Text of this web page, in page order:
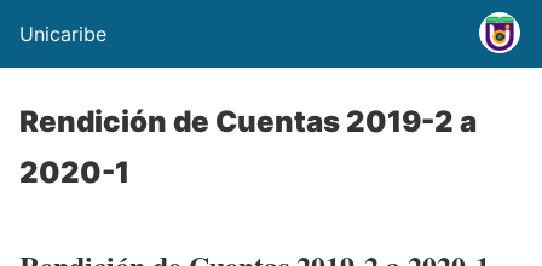
Unicaribe
Rendición de Cuentas 2019-2 a
2020-1